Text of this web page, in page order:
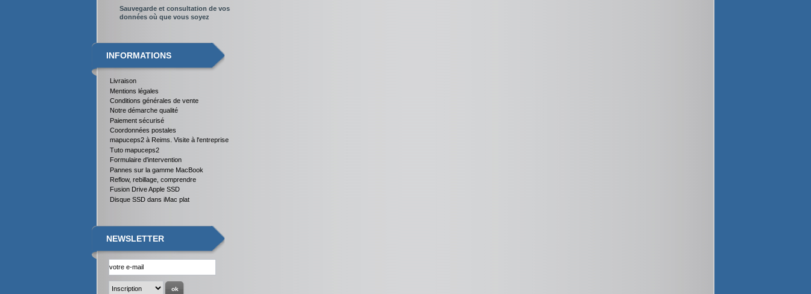
Sauvegarde et consultation de vos
données où que vous soyez
INFORMATIONS
Livraison
Mentions légales
Conditions générales de vente
Notre démarche qualité
Paiement sécurisé
Coordonnées postales
mapuceps2 à Reims. Visite à l'entreprise
Tuto mapuceps2
Formulaire d'intervention
Pannes sur la gamme MacBook
Reflow, rebillage, comprendre
Fusion Drive Apple SSD
Disque SSD dans iMac plat
NEWSLETTER